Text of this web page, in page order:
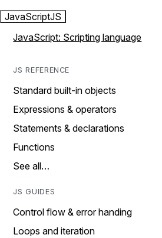
JavaScriptJS
JavaScript: Scripting language
JS REFERENCE
Standard built-in objects
Expressions & operators
Statements & declarations
Functions
See all…
JS GUIDES
Control flow & error handing
Loops and iteration